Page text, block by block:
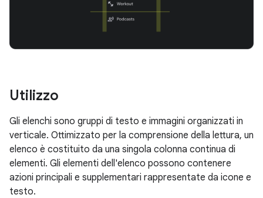
Utilizzo
Gli elenchi sono gruppi di testo e immagini organizzati in
verticale. Ottimizzato per la comprensione della lettura, un
elenco è costituito da una singola colonna continua di
elementi. Gli elementi dell'elenco possono contenere
azioni principali e supplementari rappresentate da icone e
testo.